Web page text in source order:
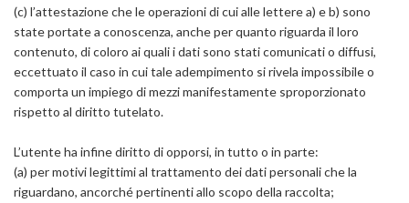
(c) l’attestazione che le operazioni di cui alle lettere a) e b) sono
state portate a conoscenza, anche per quanto riguarda il loro
contenuto, di coloro ai quali i dati sono stati comunicati o diffusi,
eccettuato il caso in cui tale adempimento si rivela impossibile o
comporta un impiego di mezzi manifestamente sproporzionato
rispetto al diritto tutelato.
L’utente ha infine diritto di opporsi, in tutto o in parte:
(a) per motivi legittimi al trattamento dei dati personali che la
riguardano, ancorché pertinenti allo scopo della raccolta;